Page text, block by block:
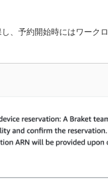
、予約開始時にはワーク